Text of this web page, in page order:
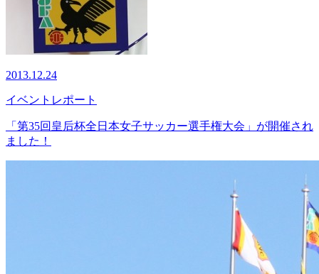
2013.12.24
イベント レポート
「第35回皇后杯全日本女子サッカー選手権大会」が開催され
ました！